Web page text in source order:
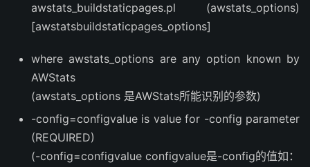
awstats_buildstaticpages.pl (awstats_options)
[awstatsbuildstaticpages_options]
where awstats_options are any option known by
AWStats
(awstats_options 是AWStats所能识别的参数)
-config=configvalue is value for -config parameter
(REQUIRED)
(-config=configvalue configvalue是-config的值如：